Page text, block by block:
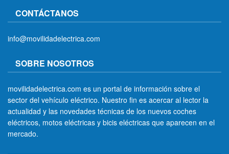
CONTÁCTANOS
info@movilidadelectrica.com
SOBRE NOSOTROS
movilidadelectrica.com es un portal de información sobre el
sector del vehículo eléctrico. Nuestro fin es acercar al lector la
actualidad y las novedades técnicas de los nuevos coches
eléctricos, motos eléctricas y bicis eléctricas que aparecen en el
mercado.